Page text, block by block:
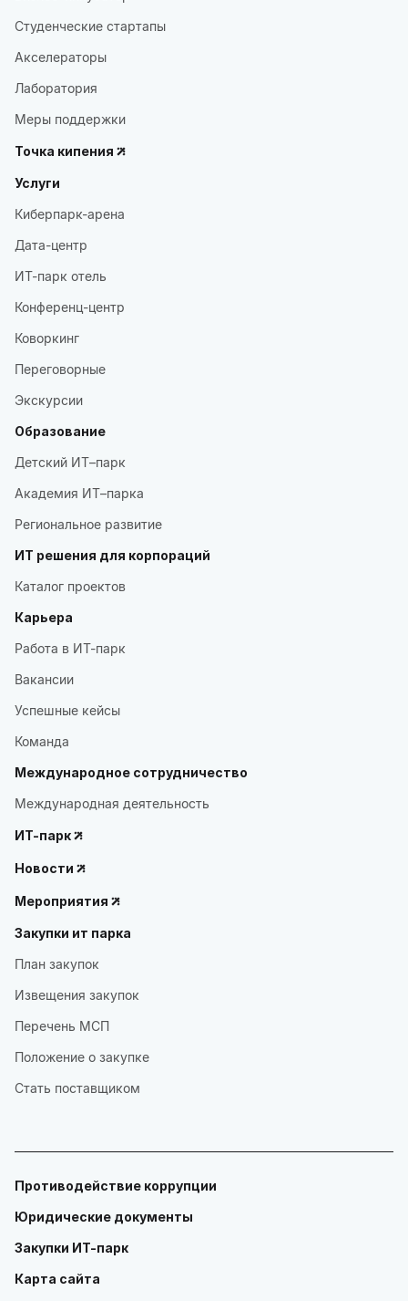
Студенческие стартапы
Акселераторы
Лаборатория
Меры поддержки
Точка кипения
Услуги
Киберпарк-арена
Дата-центр
ИТ-парк отель
Конференц-центр
Коворкинг
Переговорные
Экскурсии
Образование
Детский ИТ–парк
Академия ИТ–парка
Региональное развитие
ИТ решения для корпораций
Каталог проектов
Карьера
Работа в ИТ-парк
Вакансии
Успешные кейсы
Команда
Международное сотрудничество
Международная деятельность
ИТ-парк
Новости
Мероприятия
Закупки ит парка
План закупок
Извещения закупок
Перечень МСП
Положение о закупке
Стать поставщиком
Противодействие коррупции
Юридические документы
Закупки ИТ-парк
Карта сайта